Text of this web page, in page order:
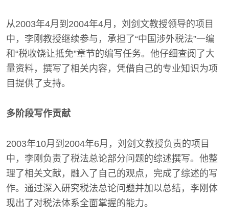
从2003年4月到2004年4月，刘剑文教授领导的项目
中，李刚教授继续参与，承担了“中国涉外税法”一编
和“税收饶让抵免”章节的编写任务。他仔细查阅了大
量资料，撰写了相关内容，凭借自己的专业知识为项
目提供了支持。
多阶段写作贡献
2003年10月到2004年6月，刘剑文教授负责的项目
中，李刚负责了税法总论部分问题的综述撰写。他整
理了相关文献，融入了自己的观点，完成了综述的写
作。通过深入研究税法总论问题并加以总结，李刚体
现出了对税法体系全面掌握的能力。